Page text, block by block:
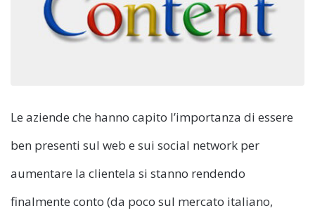
Le aziende che hanno capito l’importanza di essere
ben presenti sul web e sui social network per
aumentare la clientela si stanno rendendo
finalmente conto (da poco sul mercato italiano,